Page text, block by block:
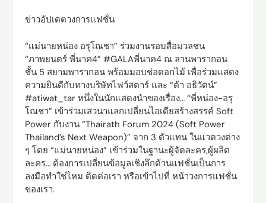
ข่าวอัปเดตวงการแฟชั่น
“แม่นายหน่อง อรุโณชา” ร่วมงานรอบสื่อมวลชน
“ภาพยนตร์ พี่นาค4” #GALAพี่นาค4 ณ ลานพารากอน
ชั้น 5 สยามพารากอน พร้อมมอบช่อดอกไม้ เพื่อร่วมแสดง
ความยินดีกับทางบริษัทไฟว์สตาร์ และ “ต้า อธิวัตน์”
#atiwat_tar หนึ่งในนักแสดงนำของเรื่อง… “พี่หน่อง-อรุ
โณชา” เข้าร่วมเสวนาแลกเปลี่ยนไอเดียสร้างสรรค์ Soft
Power กับงาน “Thairath Forum 2024 (Soft Power
Thailand’s Next Weapon)” จาก 3 ตัวแทน ในแวดวงต่าง
ๆ โดย “แม่นายหน่อง” เข้าร่วมในฐานะผู้จัดละคร,ผู้ผลิต
ละคร… ต้องการเปลี่ยนข้อมูลเชิงลึกด้านแฟชั่นเป็นการ
ลงมือทำใช่ไหม ติดต่อเรา หรือเข้าไปที่ หน้าวงการแฟชั่น
ของเรา.